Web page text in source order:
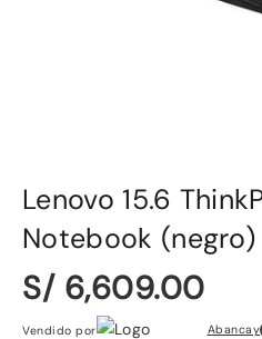
Lenovo 15.6
Notebook (negro)
S/ 6,609.00
Vendido por Abancay